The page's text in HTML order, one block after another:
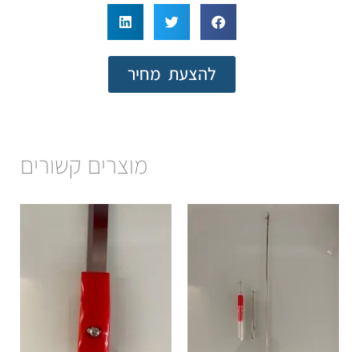
להצעת מחיר
מוצרים קשורים